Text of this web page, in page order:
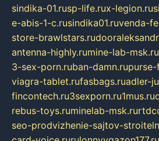
sindika-01.rusp-life.rux-legion.ru
e-abis-1-c.rusindika01.ruvenda-
store-brawlstars.ru
antenna-highly.rumine-lab-msk.ru
3-sex-porn.ruban-damn.ru
viagra-tablet.rufasbags.ruadler-
fincontech.ru3sexporn.ru1mus.ru
rebus-toys.ruminelab-msk.ru
seo-prodvizhenie-sajtov-